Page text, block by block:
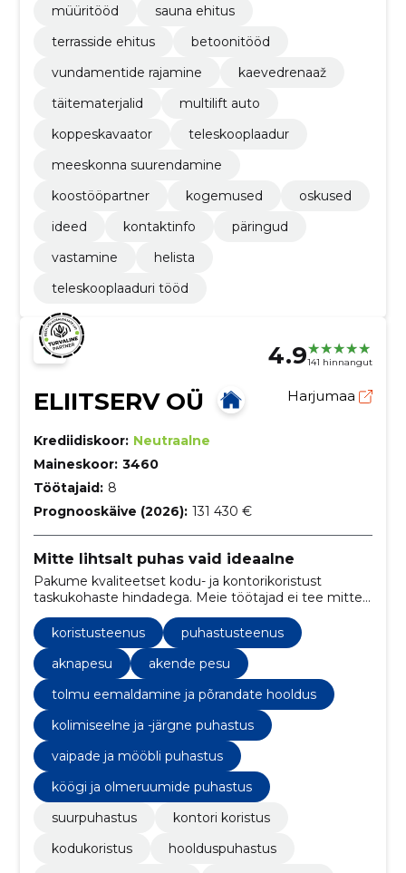
müüritööd
sauna ehitus
terrasside ehitus
betoonitööd
vundamentide rajamine
kaevedrenaaž
täitematerjalid
multilift auto
koppeskavaator
teleskooplaadur
meeskonna suurendamine
koostööpartner
kogemused
oskused
ideed
kontaktinfo
päringud
vastamine
helista
teleskooplaaduri tööd
4.9141 hinnangut
ELIITSERV OÜ Harjumaa
Krediidiskoor: Neutraalne
Maineskoor: 3460
Töötajaid: 8
Prognooskäive (2026): 131 430 €
Mitte lihtsalt puhas vaid ideaalne
Pakume kvaliteetset kodu- ja kontorikoristust
taskukohaste hindadega. Meie töötajad ei tee mitte
alati naeratusega.
koristusteenus
puhastusteenus
aknapesu
akende pesu
tolmu eemaldamine ja põrandate hooldus
kolimiseelne ja -järgne puhastus
vaipade ja mööbli puhastus
köögi ja olmeruumide puhastus
suurpuhastus
kontori koristus
kodukoristus
hoolduspuhastus